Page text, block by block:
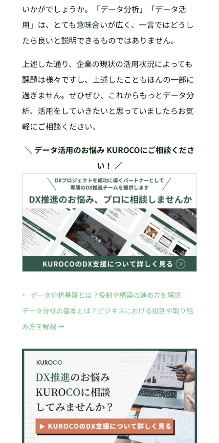
いかがでしょうか。「データ分析」「データ活
用」は、とても意味合いが広く、一言ではどうし
たら良いと説明できるものではありません。
上述した通り、企業の現状の活用状況によっても
課題は様々ですし、上述したこともほんの一部に
過ぎません。ぜひぜひ、これからもっとデータ分
析、活用をしていきたいと思っていましたらお気
軽にご相談ください。
＼ データ活用のお悩み KUROCOにご相談くださ
い！ ／
← データ分析基盤とは？役割や構築の進め方を解説
データ分析の基本とは？ビジネスにおける役割や取り組
み方を解説→